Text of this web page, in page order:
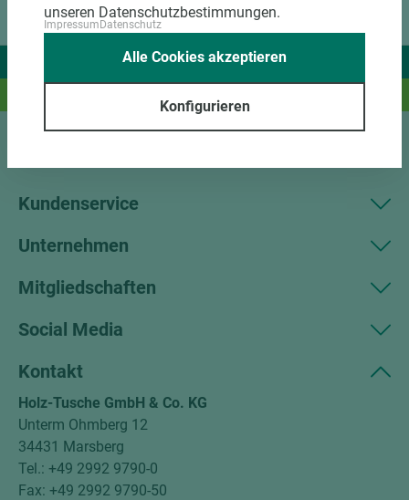
Wir liefern Ideen.
Kundenservice
Unternehmen
Mitgliedschaften
Social Media
Kontakt
Holz-Tusche GmbH & Co. KG
Unterm Ohmberg 12
34431 Marsberg
Tel.: +49 2992 9790-0
Fax: +49 2992 9790-50
unseren Datenschutzbestimmungen.
ImpressumDatenschutz
Konfigurieren
Alle Cookies akzeptieren